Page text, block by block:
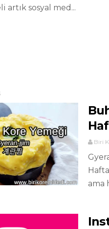
artık sosyal med...
Biri
ama